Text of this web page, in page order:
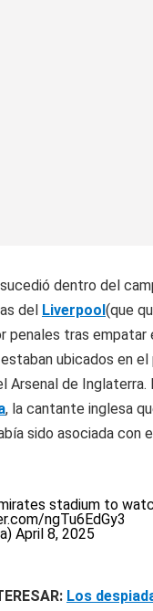
dentro del
del Liverpool(que
penales tras empatar
ubicados en
Arsenal de Inglaterra.
, la cantante inglesa
sido asociada con
stadium to
ngTu6EdGy3
April 8, 2025
Los